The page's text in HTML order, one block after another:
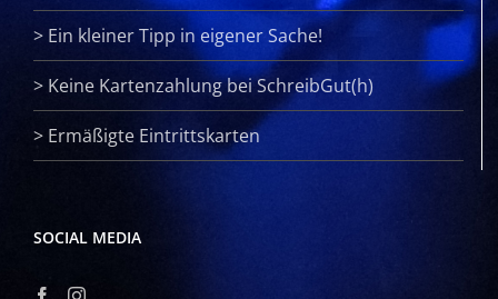
> Ein kleiner Tipp in eigener Sache!
> Keine Kartenzahlung bei SchreibGut(h)
> Ermäßigte Eintrittskarten
SOCIAL MEDIA